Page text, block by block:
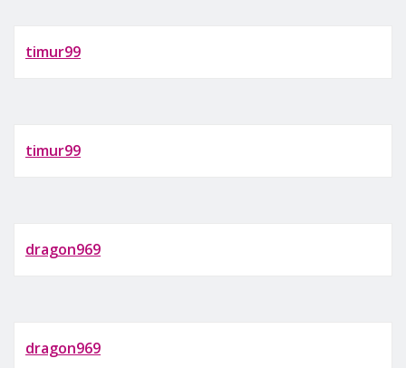
timur99
timur99
dragon969
dragon969